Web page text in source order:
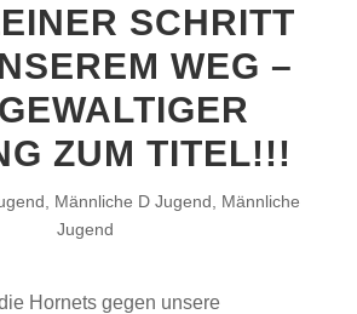
SCHRITT
WEG –
ZUM TITEL!!!
Männliche D Jugend
Männliche
Jugend
Hornets gegen unsere
1. Damen
2. Damen
Jugend
Minis &
stellen